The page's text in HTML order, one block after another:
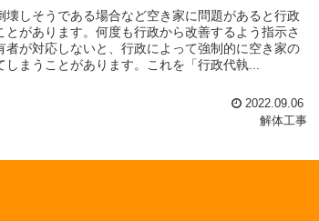
壊しそうである場合など空き家に問題があると行政
とがあります。何度も行政から改善するよう指示さ
者が対応しないと、行政によって強制的に空き家の
しまうことがあります。これを「行政代執...
2022.09.06
解体工事